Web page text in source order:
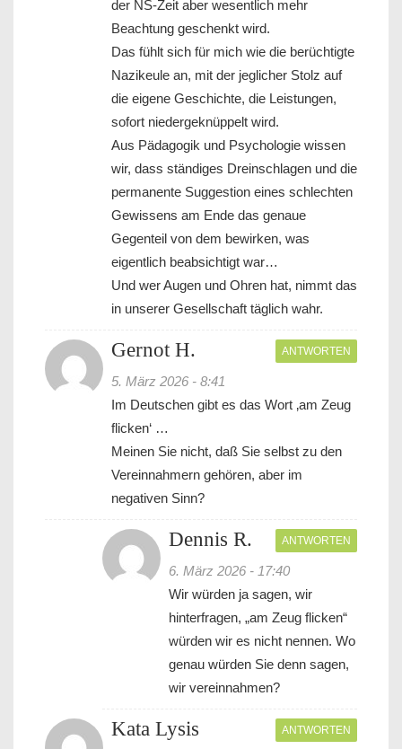
der NS-Zeit aber wesentlich mehr
Beachtung geschenkt wird.
Das fühlt sich für mich wie die berüchtigte
Nazikeule an, mit der jeglicher Stolz auf
die eigene Geschichte, die Leistungen,
sofort niedergeknüppelt wird.
Aus Pädagogik und Psychologie wissen
wir, dass ständiges Dreinschlagen und die
permanente Suggestion eines schlechten
Gewissens am Ende das genaue
Gegenteil von dem bewirken, was
eigentlich beabsichtigt war…
Und wer Augen und Ohren hat, nimmt das
in unserer Gesellschaft täglich wahr.
Gernot H.
5. März 2026 - 8:41
ANTWORTEN
Im Deutschen gibt es das Wort ‚am Zeug
flicken‘ …
Meinen Sie nicht, daß Sie selbst zu den
Vereinnahmern gehören, aber im
negativen Sinn?
Dennis R.
6. März 2026 - 17:40
ANTWORTEN
Wir würden ja sagen, wir
hinterfragen, „am Zeug flicken“
würden wir es nicht nennen. Wo
genau würden Sie denn sagen,
wir vereinnahmen?
Kata Lysis ANTWORTEN